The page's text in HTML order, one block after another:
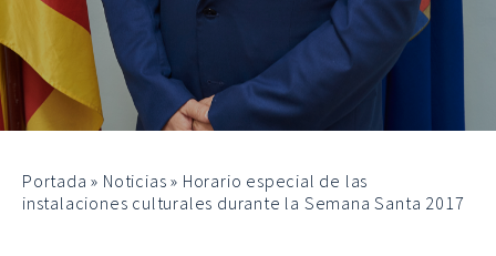
Portada » Noticias » Horario especial de las
instalaciones culturales durante la Semana Santa 2017